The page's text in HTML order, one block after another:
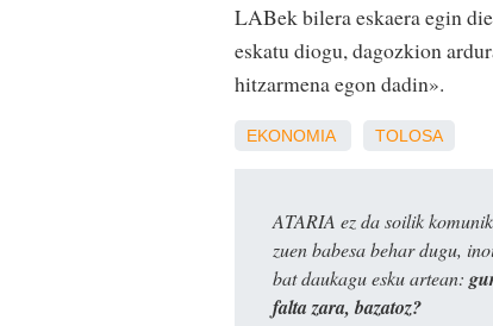
LABek bilera eskaera egin
eskatu diogu, dagozkion
hitzarmena egon dadin».
EKONOMIA TOLOSA
ATARIA ez da soilik
zuen babesa behar dugu,
bat daukagu esku artean:
falta zara, bazatoz?